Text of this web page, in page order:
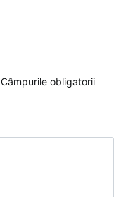
Câmpurile obligatorii